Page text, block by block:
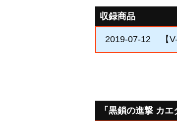
収録商品
2019-07-12 【
「黒鎖の進撃 カ